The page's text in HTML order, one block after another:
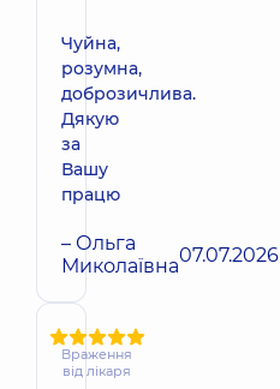
Чуйна,
розумна,
доброзичлива.
Дякую
за
Вашу
працю
– Ольга
Миколаївна07.07.2026
Враження
від лікаря